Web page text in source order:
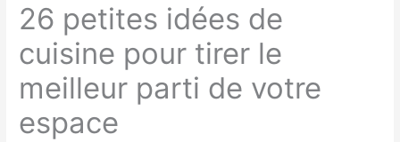
26 petites idées de
cuisine pour tirer le
meilleur parti de votre
espace